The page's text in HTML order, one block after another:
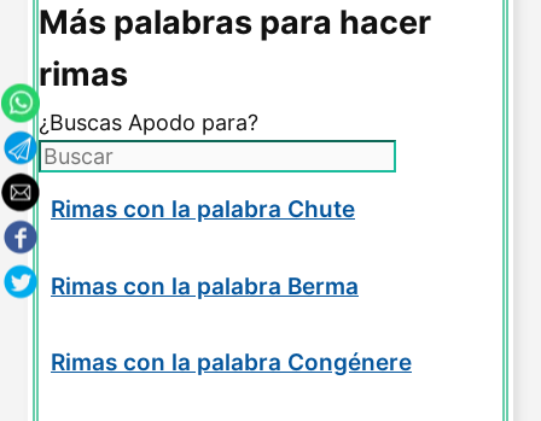
Más palabras para hacer
rimas
¿Buscas Apodo para?
Rimas con la palabra Chute
Rimas con la palabra Berma
Rimas con la palabra Congénere